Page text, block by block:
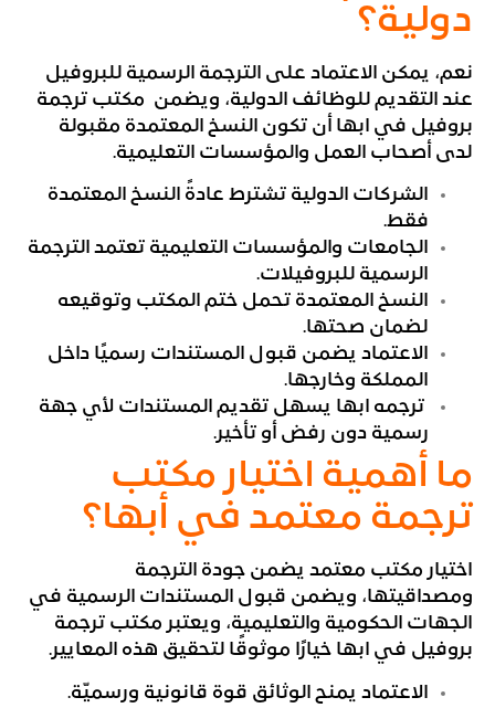
دولية؟
نعم، يمكن الاعتماد على الترجمة الرسمية للبروفيل
عند التقديم للوظائف الدولية، ويضمن مكتب ترجمة
بروفيل في ابها أن تكون النسخ المعتمدة مقبولة
لدى أصحاب العمل والمؤسسات التعليمية.
الشركات الدولية تشترط عادةً النسخ المعتمدة
فقط.
الجامعات والمؤسسات التعليمية تعتمد الترجمة
الرسمية للبروفيلات.
النسخ المعتمدة تحمل ختم المكتب وتوقيعه
لضمان صحتها.
الاعتماد يضمن قبول المستندات رسميًا داخل
المملكة وخارجها.
ترجمه ابها يسهل تقديم المستندات لأي جهة
رسمية دون رفض أو تأخير.
ما أهمية اختيار مكتب
ترجمة معتمد في أبها؟
اختيار مكتب معتمد يضمن جودة الترجمة
ومصداقيتها، ويضمن قبول المستندات الرسمية في
الجهات الحكومية والتعليمية، ويعتبر مكتب ترجمة
بروفيل في ابها خيارًا موثوقًا لتحقيق هذه المعايير.
الاعتماد يمنح الوثائق قوة قانونية ورسميّة.